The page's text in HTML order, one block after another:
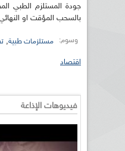
جودة المستلزم الطبي
بالسحب المؤقت او
وسوم: مستلزمات طبية,
اقتصاد
فيديوهات الإذاعة